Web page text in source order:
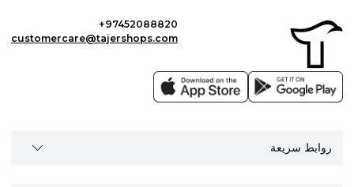
+97452088820
customercare@tajershops.com
روابط سريعة